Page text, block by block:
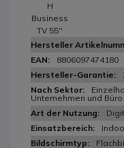
H
Business
TV 55''
8806097474180
Unternehmen und Büro